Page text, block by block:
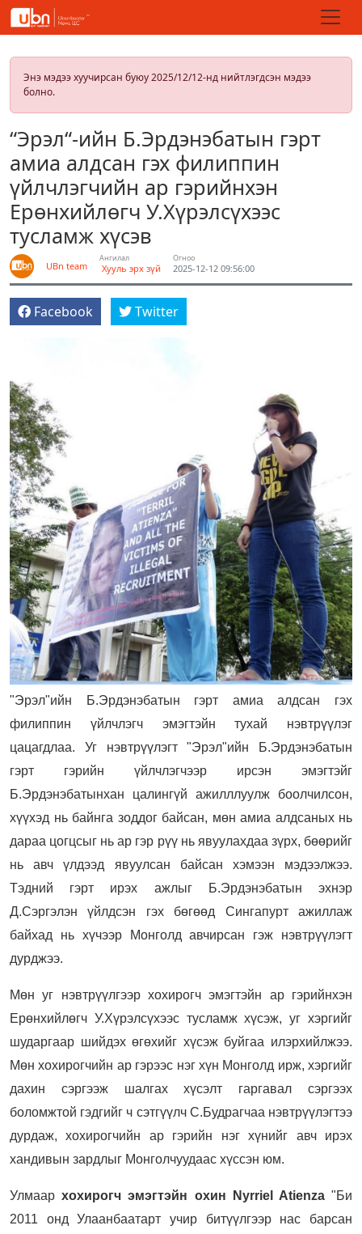
Энэ мэдээ хуучирсан буюу 2025/12/12-нд нийтлэгдсэн мэдээ
болно.
“Эрэл“-ийн Б.Эрдэнэбатын гэрт
амиа алдсан гэх филиппин
үйлчлэгчийн ар гэрийнхэн
Ерөнхийлөгч У.Хүрэлсүхээс
тусламж хүсэв
UBn team
Ангилал
Хууль эрх зүй
Огноо
2025-12-12 09:56:00
Facebook Twitter
"Эрэл"ийн Б.Эрдэнэбатын гэрт амиа алдсан гэх
филиппин үйлчлэгч эмэгтэйн тухай нэвтрүүлэг
цацагдлаа. Уг нэвтрүүлэгт "Эрэл"ийн Б.Эрдэнэбатын
гэрт гэрийн үйлчлэгчээр ирсэн эмэгтэйг
Б.Эрдэнэбатынхан цалингүй ажилллуулж боолчилсон,
хүүхэд нь байнга зоддог байсан, мөн амиа алдсаных нь
дараа цогцсыг нь ар гэр рүү нь явуулахдаа зүрх, бөөрийг
нь авч үлдээд явуулсан байсан хэмээн мэдээлжээ.
Тэдний гэрт ирэх ажлыг Б.Эрдэнэбатын эхнэр
Д.Сэргэлэн үйлдсэн гэх бөгөөд Сингапурт ажиллаж
байхад нь хүчээр Монголд авчирсан гэж нэвтрүүлэгт
дурджээ.
Мөн уг нэвтрүүлгээр хохирогч эмэгтэйн ар гэрийнхэн
Ерөнхийлөгч У.Хүрэлсүхээс тусламж хүсэж, уг хэргийг
шударгаар шийдэх өгөхийг хүсэж буйгаа илэрхийлжээ.
Мөн хохирогчийн ар гэрээс нэг хүн Монголд ирж, хэргийг
дахин сэргээж шалгах хүсэлт гаргавал сэргээх
боломжтой гэдгийг ч сэтгүүлч С.Будрагчаа нэвтрүүлэгтээ
дурдаж, хохирогчийн ар гэрийн нэг хүнийг авч ирэх
хандивын зардлыг Монголчуудаас хүссэн юм.
Улмаархохирогч эмэгтэйн охин Nyrriel Atienza"Би
2011 онд Улаанбаатарт учир битүүлгээр нас барсан